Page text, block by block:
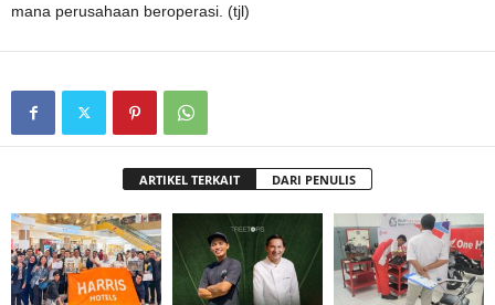
mana perusahaan beroperasi. (tjl)
ARTIKEL TERKAIT DARI PENULIS